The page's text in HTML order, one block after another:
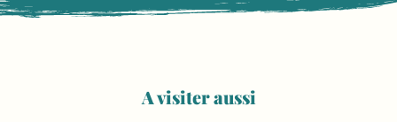
A visiter aussi